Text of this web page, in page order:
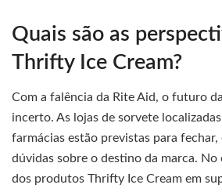
Quais são as
Thrifty Ice Cream?
Com a falência da Rite Aid, o futuro
incerto. As lojas de sorvete
farmácias estão previstas para fechar,
dúvidas sobre o destino da marca. No
dos produtos Thrifty Ice Cream em